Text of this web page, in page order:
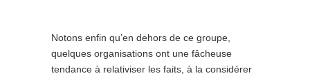
Notons enfin qu’en dehors de ce groupe,
quelques organisations ont une fâcheuse
tendance à relativiser les faits, à la considérer